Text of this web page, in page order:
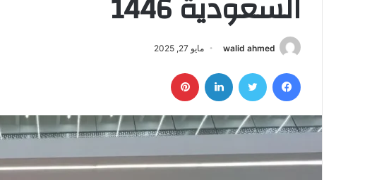
walid ahmed مايو 27, 2025
فيسبوك تويتر لينكدإن